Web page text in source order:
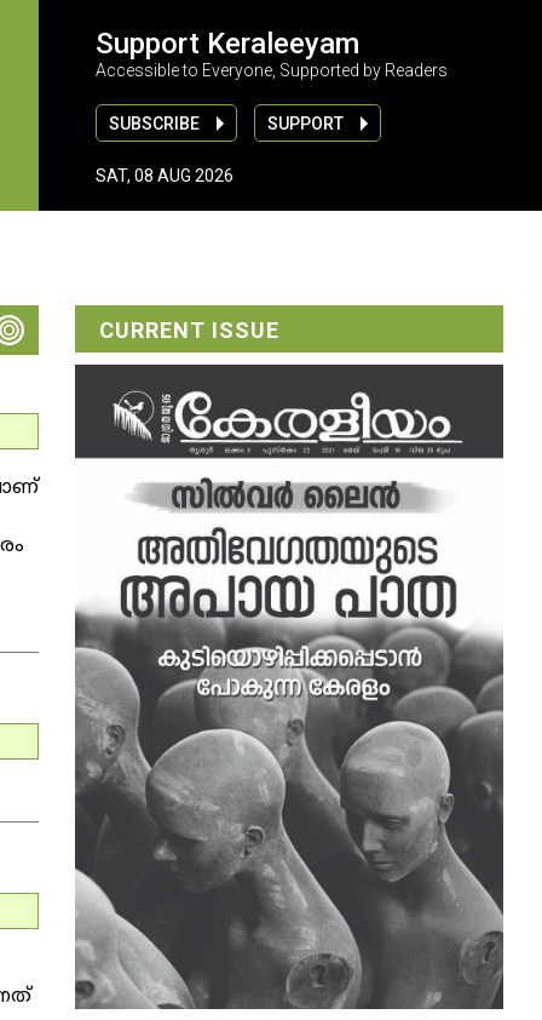
Support Keraleeyam
Accessible to Everyone, Supported by Readers
SUBSCRIBE SUPPORT
SAT, 08 AUG 2026
CURRENT ISSUE